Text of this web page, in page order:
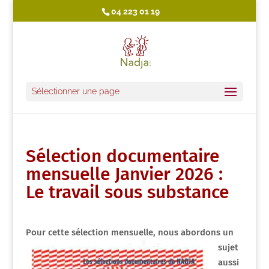
04 223 01 19
Sélectionner une page
Sélection documentaire
mensuelle Janvier 2026 :
Le travail sous substance
Pour cettesélection mensuelle, nous abordons un
sujet
aussi